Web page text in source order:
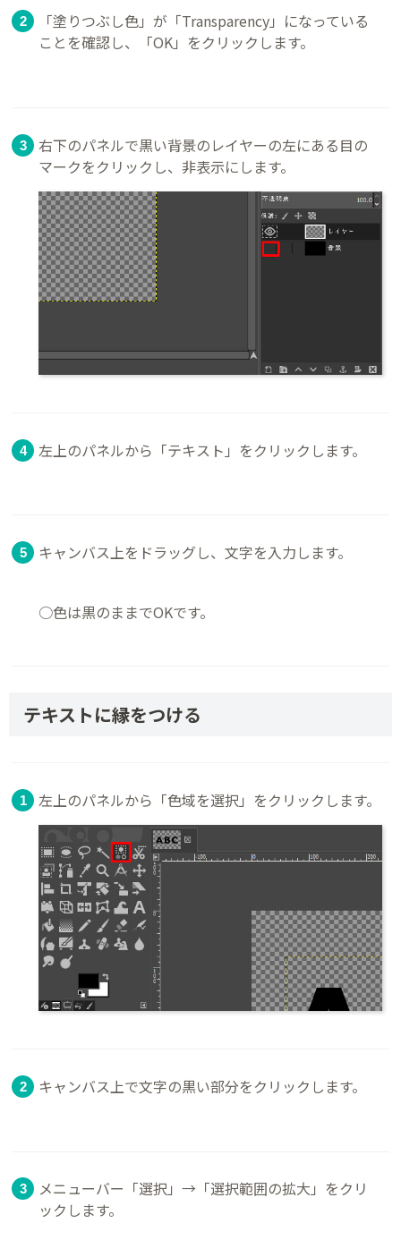
「塗りつぶし色」が「Transparency」になっている
ことを確認し、「OK」をクリックします。
右下のパネルで黒い背景のレイヤーの左にある目の
マークをクリックし、非表示にします。
左上のパネルから「テキスト」をクリックします。
キャンバス上をドラッグし、文字を入力します。
○色は黒のままでOKです。
テキストに縁をつける
左上のパネルから「色域を選択」をクリックします。
キャンバス上で文字の黒い部分をクリックします。
メニューバー「選択」→「選択範囲の拡大」をクリ
ックします。